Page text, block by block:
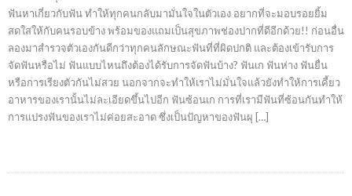
ฟันหาเกี่ยวกับฟัน ทำให้ทุกคนกลับมามั่นใจในตัวเอง อยากที่จะมอบรอยยิ้ม
สดใสให้กับคนรอบข้าง พร้อมของแถมเป็นสุขภาพช่องปากที่ดีอีกด้วย!! ก่อนอื่น
ลองมาสำรวจตัวเองกันดีกว่าทุกคนลักษณะฟันที่ที่ผิดปกติ และต้องเข้ารับการ
จัดฟันหรือไม่ ฟันแบบไหนถึงต้องได้รับการจัดฟันบ้าง? ฟันเก ฟันห่าง ฟันยื่น
หรือการเรียงตัวกันไม่สวย นอกจากจะทำให้เราไม่มั่นใจแล้วยังทำให้การเคี้ยว
อาหารของเรานั้นไม่ละเอียดขึ้นไปอีก ฟันซ้อนเก การที่เรามีฟันที่ซ้อนกันทำให้
การแปรงฟันของเราไม่ค่อยสะอาด ซึ่งเป็นปัญหาของฟันผุ […]